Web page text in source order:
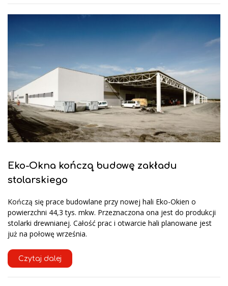
Eko-Okna kończą budowę zakładu
stolarskiego
Kończą się prace budowlane przy nowej hali Eko-Okien o
powierzchni 44,3 tys. mkw. Przeznaczona ona jest do produkcji
stolarki drewnianej. Całość prac i otwarcie hali planowane jest
już na połowę września.
Czytaj dalej